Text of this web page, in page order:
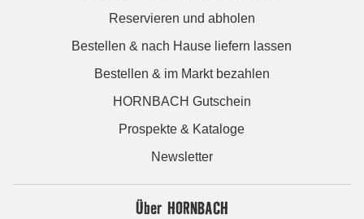
Reservieren und abholen
Bestellen & nach Hause liefern lassen
Bestellen & im Markt bezahlen
HORNBACH Gutschein
Prospekte & Kataloge
Newsletter
Über HORNBACH